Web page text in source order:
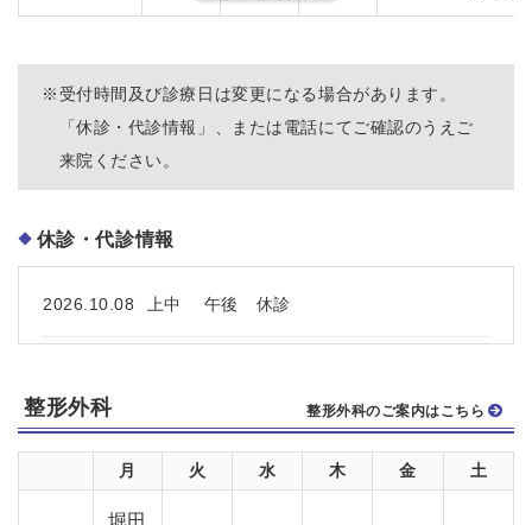
※受付時間及び診療日は変更になる場合があります。
「休診・代診情報」、または電話にてご確認のうえご
来院ください。
休診・代診情報
2026.10.08 上中 午後 休診
整形外科 整形外科のご案内はこちら
月 火 水 木 金 土
堀田